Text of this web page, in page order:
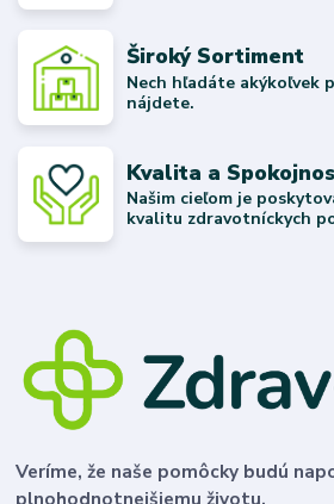
Široký Sortiment
Nech hľadáte akýkoľvek
nájdete.
Kvalita a
Našim cieľom je
kvalitu zdravotníckych
Veríme, že naše pomôcky budú
plnohodnotnejšiemu životu.